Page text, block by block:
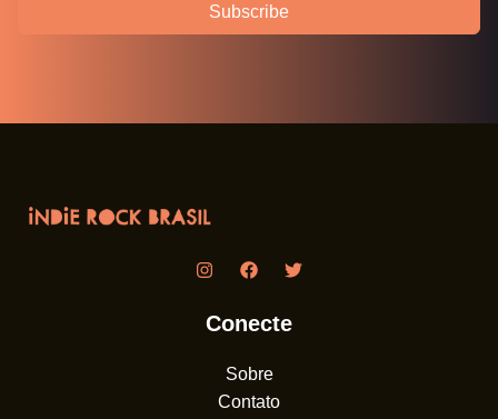
Subscribe
Conecte
Sobre
Contato